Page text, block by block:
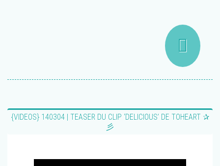
{VIDEOS} 140304 | TEASER DU CLIP ‘DELICIOUS’ DE TOHEART ✰
彡